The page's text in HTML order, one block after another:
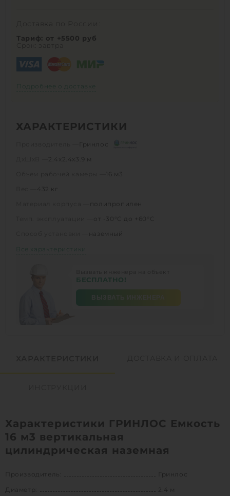
Доставка по России:
Тариф: от +5500 руб
Срок: завтра
Подробнее о доставке
ХАРАКТЕРИСТИКИ
Гринлос
2.4х2.4х3.9 м
16 м3
432 кг
полипропилен
от -30°C до +60°C
наземный
Все характеристики
БЕСПЛАТНО!
Характеристики ГРИНЛОС Емкость
16 м3 вертикальная
цилиндрическая наземная
Производитель:
Гринлос
Диаметр:
2.4 м